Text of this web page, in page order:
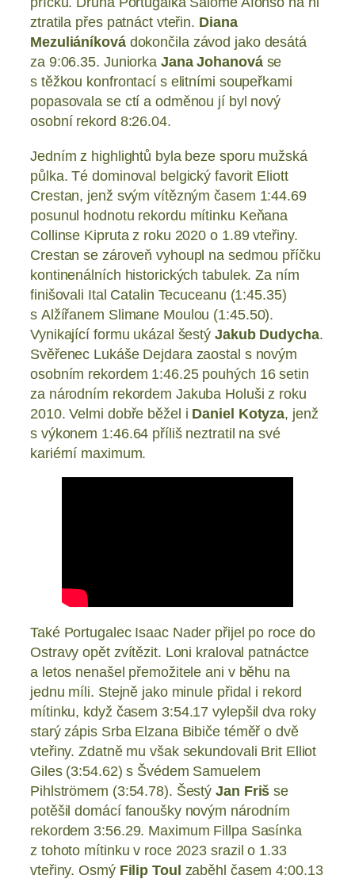
ztratila přes patnáct vteřin. Diana
Mezuliáníkovádokončila závod jako desátá
za 9:06.35. Juniorka Jana Johanováse
s těžkou konfrontací s elitními soupeřkami
popasovala se ctí a odměnou jí byl nový
osobní rekord 8:26.04.
Jedním z highlightů byla beze sporu mužská
půlka. Té dominoval belgický favorit Eliott
Crestan, jenž svým vítězným časem 1:44.69
posunul hodnotu rekordu mítinku Keňana
Collinse Kipruta z roku 2020 o 1.89 vteřiny.
Crestan se zároveň vyhoupl na sedmou příčku
kontinenálních historických tabulek. Za ním
finišovali Ital Catalin Tecuceanu (1:45.35)
s Alžířanem Slimane Moulou (1:45.50).
Vynikající formu ukázal šestý Jakub Dudycha.
Svěřenec Lukáše Dejdara zaostal s novým
osobním rekordem 1:46.25 pouhých 16 setin
za národním rekordem Jakuba Holuši z roku
2010. Velmi dobře běžel i Daniel Kotyza, jenž
s výkonem 1:46.64 příliš neztratil na své
kariérní maximum.
Také Portugalec Isaac Nader přijel po roce do
Ostravy opět zvítězit. Loni kraloval patnáctce
a letos nenašel přemožitele ani v běhu na
jednu míli. Stejně jako minule přidal i rekord
mítinku, když časem 3:54.17 vylepšil dva roky
starý zápis Srba Elzana Bibiče téměř o dvě
vteřiny. Zdatně mu však sekundovali Brit Elliot
Giles (3:54.62) s Švédem Samuelem
Pihlströmem (3:54.78). ŠestýJan Friš se
potěšil domácí fanoušky novým národním
rekordem 3:56.29. Maximum Fillpa Sasínka
z tohoto mítinku v roce 2023 srazil o 1.33
vteřiny. Osmý Filip Toul zaběhl časem 4:00.13